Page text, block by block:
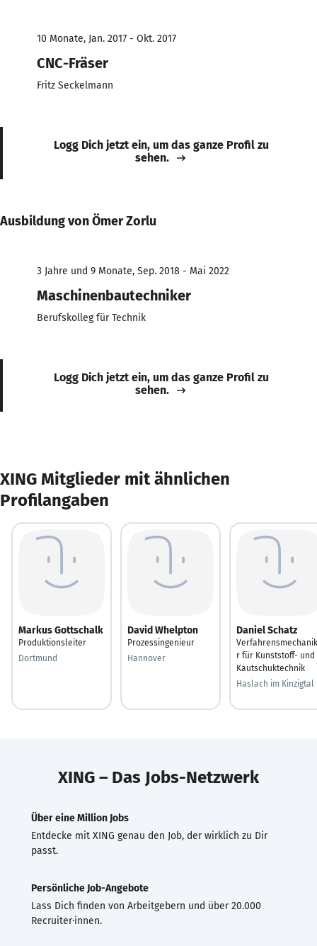
10 Monate, Jan. 2017 - Okt. 2017
CNC-Fräser
Fritz Seckelmann
Logg Dich jetzt ein, um das ganze Profil zu
sehen.
Ausbildung von Ömer Zorlu
3 Jahre und 9 Monate, Sep. 2018 - Mai 2022
Maschinenbautechniker
Berufskolleg für Technik
Logg Dich jetzt ein, um das ganze Profil zu
sehen.
XING Mitglieder mit ähnlichen
Profilangaben
Markus Gottschalk
Produktionsleiter
Dortmund
David Whelpton
Prozessingenieur
Hannover
Daniel Schatz
r für Kunststoff- und
Kautschuktechnik
Haslach im Kinzigtal
XING – Das Jobs-Netzwerk
Über eine Million Jobs
Entdecke mit XING genau den Job, der wirklich zu Dir
passt.
Persönliche Job-Angebote
Lass Dich finden von Arbeitgebern und über 20.000
Recruiter·innen.